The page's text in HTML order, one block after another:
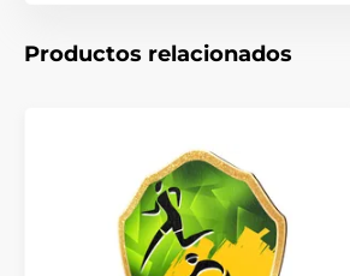
Productos relacionados